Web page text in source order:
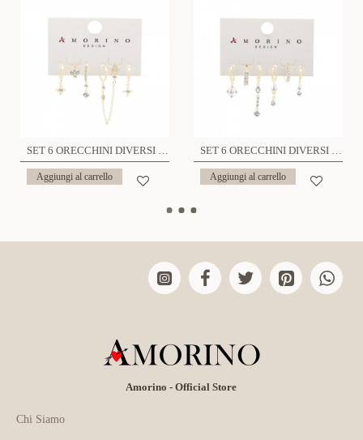
SET 6 ORECCHINI DIVERSI CON ZIRCONI - YK25120C156
Aggiungi al carrello
SET 6 ORECCHINI DIVERSI CON ZIRCONI - YK25120C157
Aggiungi al carrello
Amorino - Official Store
Chi Siamo